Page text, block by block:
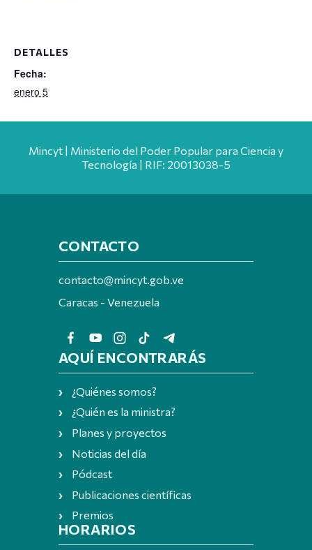
DETALLES
Fecha:
enero 5
Mincyt | Ministerio del Poder Popular para Ciencia y
Tecnología | RIF: 20013038-5
CONTACTO
contacto@mincyt.gob.ve
Caracas - Venezuela
AQUÍ ENCONTRARÁS
¿Quiénes somos?
¿Quién es la ministra?
Planes y proyectos
Noticias del día
Pódcast
Publicaciones científicas
Premios
HORARIOS